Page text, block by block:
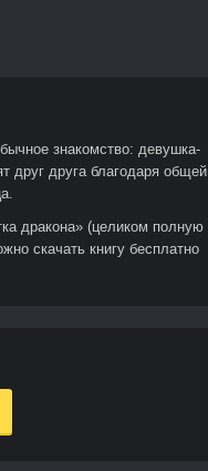
знакомство: девушка-
друг друга благодаря общей
дракона» (целиком полную
скачать книгу бесплатно